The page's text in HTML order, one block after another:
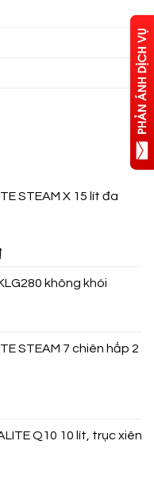
STEAM X 15 lít đa
Giá
tại
không khói
STEAM 7 chiên hấp 2
Q10 10 lít, trục xiên